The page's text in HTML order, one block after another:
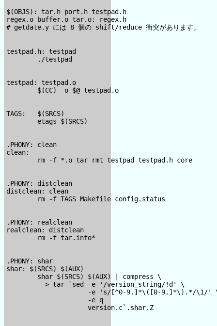
$(OBJS): tar.h port.h testpad.h
regex.o buffer.o tar.o: regex.h
# getdate.y には 8 個の shift/reduce 衝突があります。
testpad.h: testpad
        ./testpad
testpad: testpad.o
        $(CC) -o $@ testpad.o
TAGS:   $(SRCS)
        etags $(SRCS)
.PHONY: clean
clean:
        rm -f *.o tar rmt testpad testpad.h core
.PHONY: distclean
distclean: clean
        rm -f TAGS Makefile config.status
.PHONY: realclean
realclean: distclean
        rm -f tar.info*
.PHONY: shar
shar: $(SRCS) $(AUX)
        shar $(SRCS) $(AUX) | compress \
          > tar-`sed -e '/version_string/!d' \
-e 's/[^0-9.]*\([0-9.]*\).*/\1/'
                     -e q
                     version.c`.shar.Z